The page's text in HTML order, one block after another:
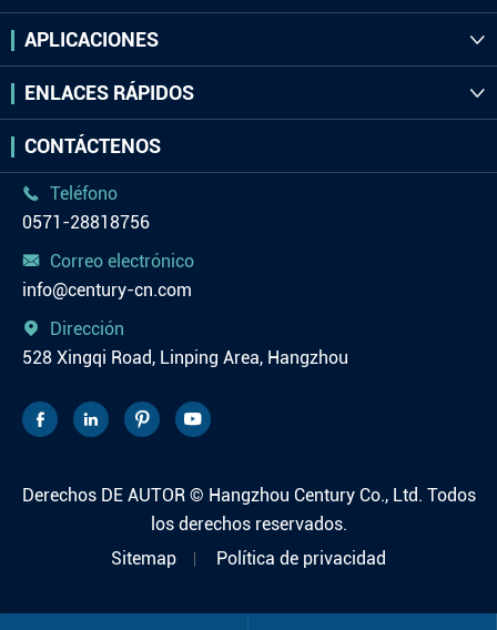
APLICACIONES 
ENLACES RÁPIDOS 
CONTÁCTENOS

Teléfono
0571-28818756

Correo electrónico
info@century-cn.com

Dirección
528 Xingqi Road, Linping Area, Hangzhou
   
Derechos DE AUTOR © Hangzhou Century Co., Ltd. Todos
los derechos reservados.
Sitemap
Política de privacidad